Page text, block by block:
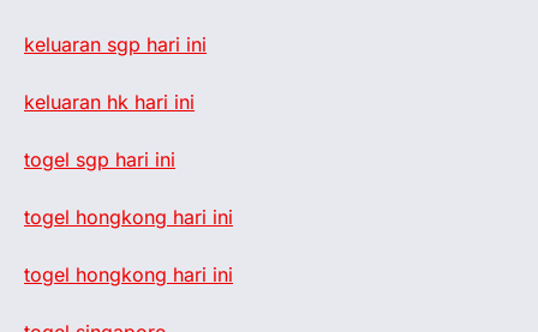
keluaran sgp hari ini
keluaran hk hari ini
togel sgp hari ini
togel hongkong hari ini
togel hongkong hari ini